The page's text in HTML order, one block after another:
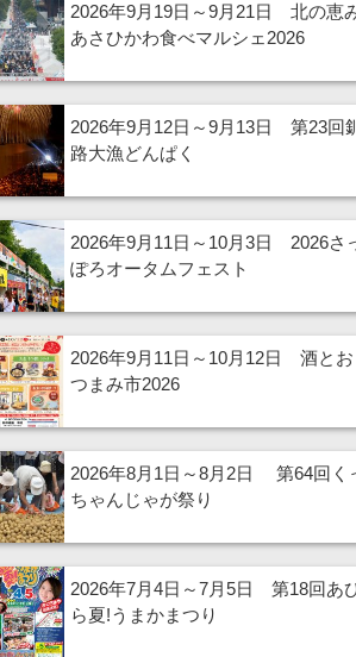
2026年9月19日～9月21日 北の恵
あさひかわ食べマルシェ2026
2026年9月12日～9月13日 第23回
路大漁どんぱく
2026年9月11日～10月3日 2026さ
ぽろオータムフェスト
2026年9月11日～10月12日 酒とお
つまみ市2026
2026年8月1日～8月2日 第64回く
ちゃんじゃが祭り
2026年7月4日～7月5日 第18回あ
ら夏!うまかまつり